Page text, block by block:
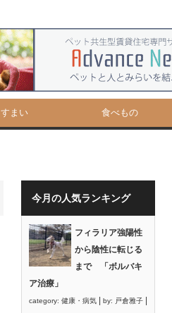
すまい 食べもの
今月の人気ランキング
フィラリア強陽性
から陰性に転じる
まで 「ボルバキ
ア治療」
category: 健康・病気 by: 戸倉雅子